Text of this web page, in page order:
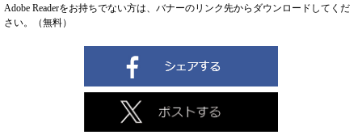
Adobe Readerをお持ちでない方は、バナーのリンク先からダウンロードしてくだ
さい。（無料）